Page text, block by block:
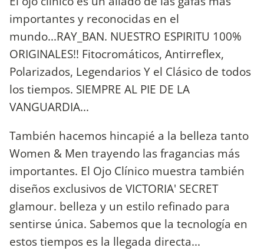
importantes y reconocidas en el
mundo...RAY_BAN. NUESTRO ESPIRITU 100%
ORIGINALES!! Fitocromáticos, Antirreflex,
Polarizados, Legendarios Y el Clásico de todos
los tiempos. SIEMPRE AL PIE DE LA
VANGUARDIA...
También hacemos hincapié a la belleza tanto
Women & Men trayendo las fragancias más
importantes. El Ojo Clínico muestra también
diseños exclusivos de VICTORIA' SECRET
glamour. belleza y un estilo refinado para
sentirse única. Sabemos que la tecnología en
estos tiempos es la llegada directa...